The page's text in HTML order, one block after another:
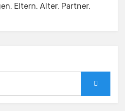
Eltern, Alter, Partner,